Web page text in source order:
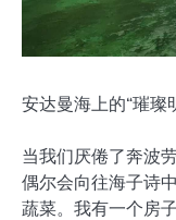
安达曼海上的“璀
当我们厌倦了奔波
偶尔会向往海子诗
蔬菜。我有一个房